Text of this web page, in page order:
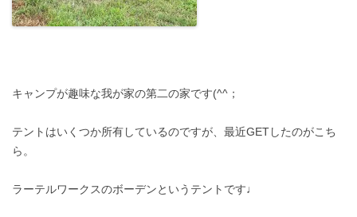
キャンプが趣味な我が家の第二の家です(^^；
テントはいくつか所有しているのですが、最近GETしたのがこち
ら。
ラーテルワークスのボーデンというテントです♩